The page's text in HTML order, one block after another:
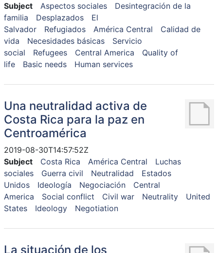
Subject
Aspectos sociales
Desintegración de la
familia
Desplazados
El
Salvador
Refugiados América Central
Calidad de
vida
Necesidades básicas
Servicio
social
Refugees Central America
Quality of
life
Basic needs Human services
Una neutralidad activa de
Costa Rica para la paz en
Centroamérica
2019-08-30T14:57:52Z
Subject
Costa Rica América Central
Luchas
sociales
Guerra civil Neutralidad
Estados
Unidos
Ideología Negociación
Central
America
Social conflict Civil war Neutrality
United
States
Ideology Negotiation
La situación de los